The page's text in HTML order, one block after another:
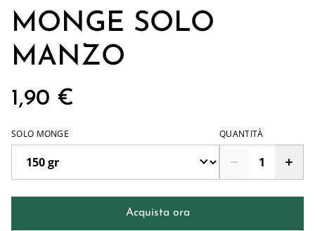
MONGE SOLO
MANZO
1,90 €
SOLO MONGE QUANTITÀ
Acquista ora